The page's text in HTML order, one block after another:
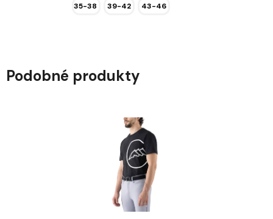
35-38 39-42 43-46
Podobné produkty